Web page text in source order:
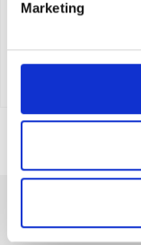
Marketing
SEK 2.873,75m. moms
Det är ett nöje att
användarvänlig